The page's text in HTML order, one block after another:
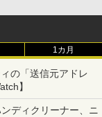
1カ月
の「送信元アドレ
】
ディクリーナー、ニ